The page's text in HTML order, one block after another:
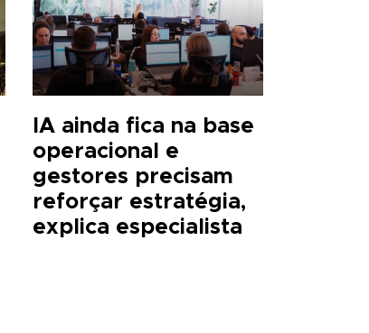
IA ainda fica na base
operacional e
gestores precisam
reforçar estratégia,
explica especialista